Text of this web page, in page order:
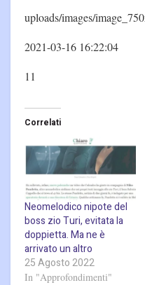
uploads/images/
2021-03-16 16:22:04
11
Correlati
Neomelodico nipote del
boss zio Turi, evitata la
doppietta. Ma ne è
arrivato un altro
25 Agosto 2022
In "Approfondimenti"